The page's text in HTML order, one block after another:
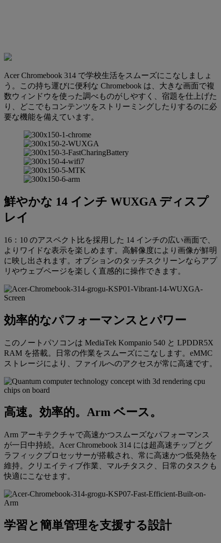
Acer Chromebook 314 で学校生活をスムーズにこなしましょ
う。この持ち運びに便利な Chromebook は、大きな画面で複
数ウィンドウを使った調べものがしやすく、宿題を仕上げた
り、どこでもコンテンツをストリーミングしたりするのに必
要な機能を備えています。
鮮やかな 14 インチ WUXGA ディスプ
レイ
16：10 のアスペクト比を採用した 14 インチの広い画面で、
よりワイドな表示を楽しめます。高解像度により画像が鮮明
に映し出されます。オプションのタッチスクリーンならアプ
リやウェブページを楽しく直感的に操作できます。
効率的なパフォーマンスとパワー
このノートパソコンは MediaTek Kompanio 540 と LPDDR5X
RAM を搭載。日常の作業をスムーズにこなします。eMMC
ストレージにより、ファイルへのアクセスが常に高速です。
高速。効率的。Arm ベース。
Arm アーキテクチャで高速かつスムーズなパフォーマンス
が一日中持続。Acer Chromebook 314 には超高速チップとグ
ラフィックプロセッサーが搭載され、常に高速かつ低発熱を
維持。クリエイティブ作業、マルチタスク、日常のタスクも
快適にこなせます。
学習と簡単管理を支援する設計